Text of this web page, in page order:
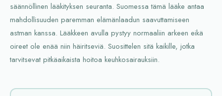
säännöllinen lääkityksen seuranta. Suomessa tämä lääke antaa
mahdollisuuden paremman elämänlaadun saavuttamiseen
astman kanssa. Lääkkeen avulla pystyy normaaliin arkeen eikä
oireet ole enää niin häiritseviä. Suosittelen sitä kaikille, jotka
tarvitsevat pitkäaikaista hoitoa keuhkosairauksiin.